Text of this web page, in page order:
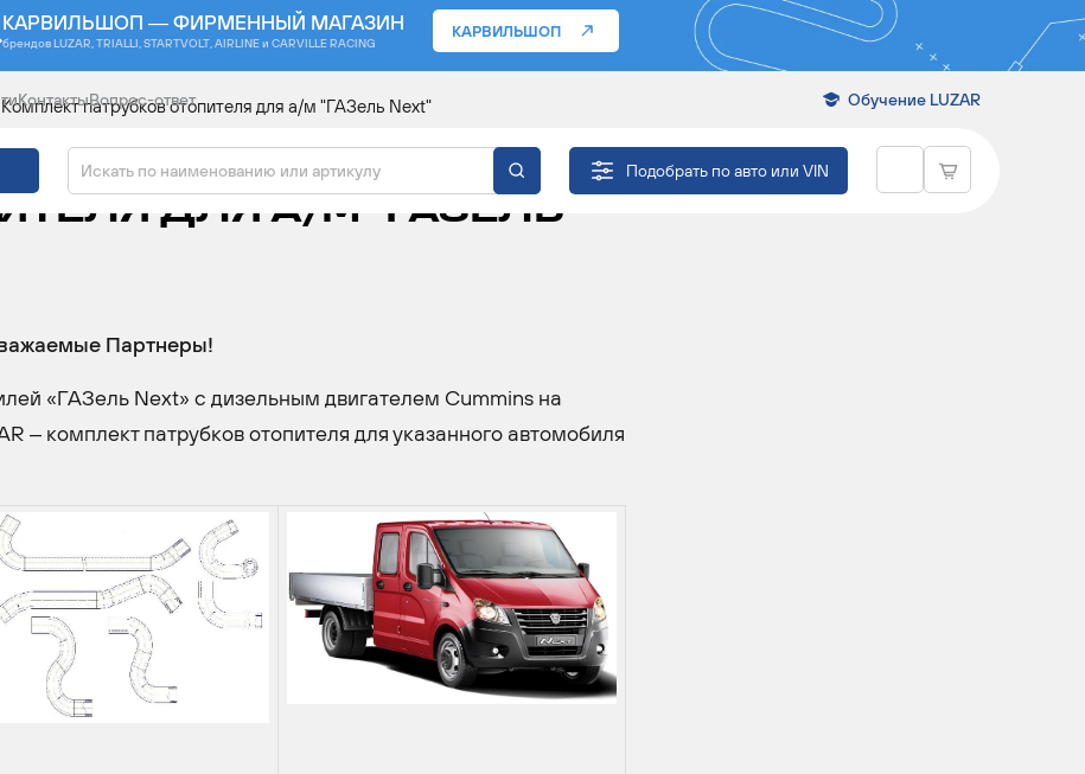
КАРВИЛЬШОП — ФИРМЕННЫЙ МАГАЗИН
брендовLUZAR, TRIALLI, STARTVOLT, AIRLINE и CARVILLE RACING
КАРВИЛЬШОП
КонтактыВопрос-ответ Обучение LUZAR
Подобрать по авто или VIN
патрубков отопителя для а/м "ГАЗель Next"
- КОМПЛЕКТ
ДЛЯ А/М "ГАЗЕЛЬ
Партнеры!
«ГАЗель Next» с дизельным двигателем Cummins на
– комплект патрубков отопителя для указанного автомобиля